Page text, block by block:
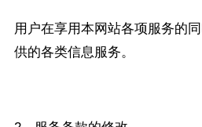
用户在享用本网站各项服务的
供的各类信息服务。